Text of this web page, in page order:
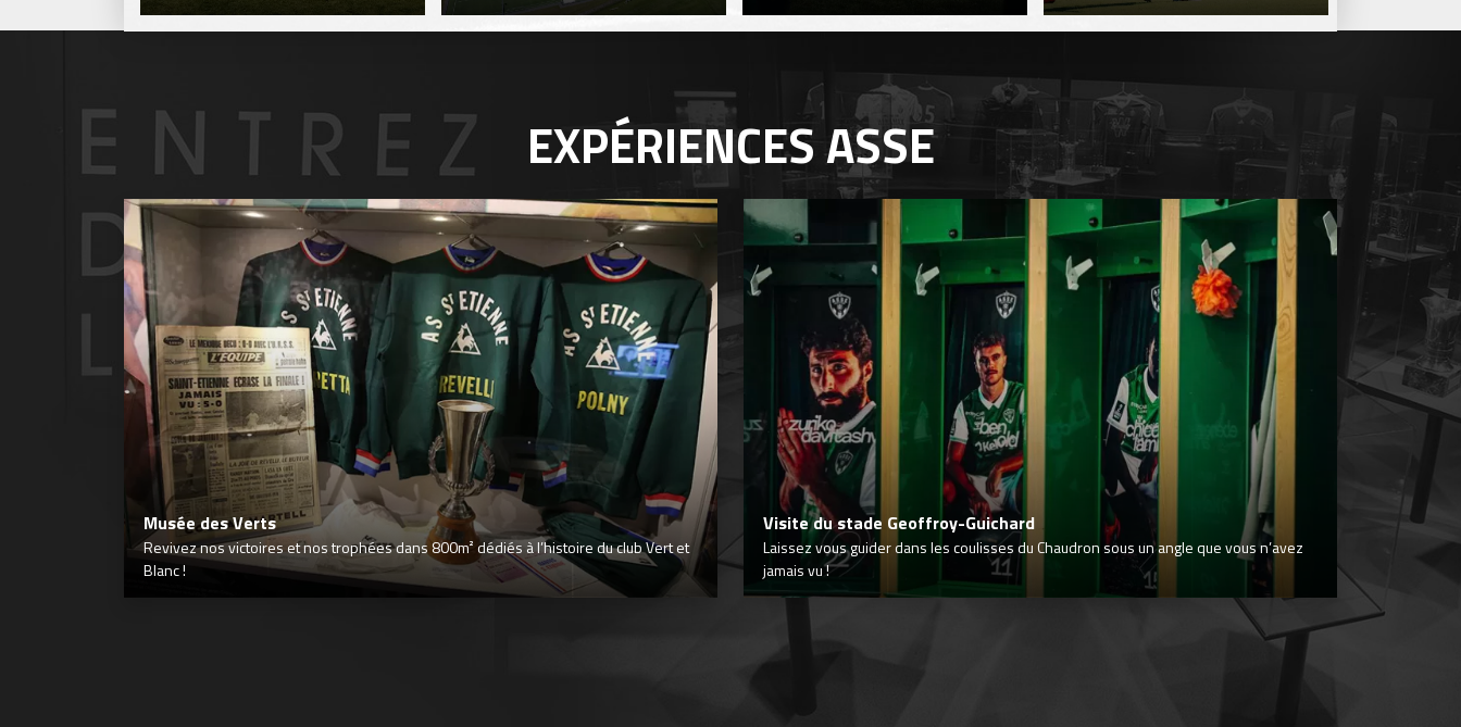
EXPÉRIENCESASSE
Musée des Verts
Revivez nos victoires et nos trophées dans 800m² dédiés à l’histoire du club Vert et
Blanc !
Visite du stade Geoffroy-Guichard
Laissez vous guider dans les coulisses du Chaudron sous un angle que vous n’avez
jamais vu !